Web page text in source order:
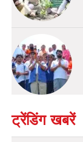
ट्रेंडिंग खबरें